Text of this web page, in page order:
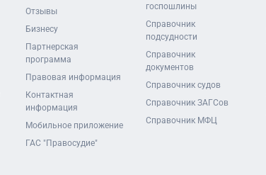
Отзывы
Бизнесу
Партнерская
программа
Правовая информация
Контактная
информация
Мобильное приложение
ГАС "Правосудие"
госпошлины
Справочник
подсудности
Справочник
документов
Справочник судов
Справочник ЗАГСов
Справочник МФЦ